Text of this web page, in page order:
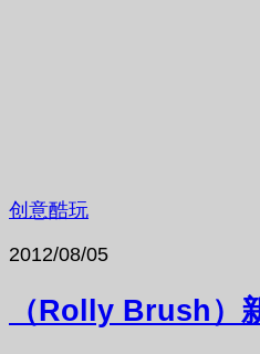
创意酷玩
2012/08/05
（Rolly Brush）